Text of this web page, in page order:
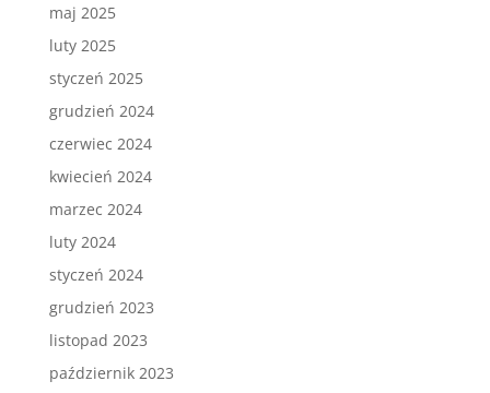
maj 2025
luty 2025
styczeń 2025
grudzień 2024
czerwiec 2024
kwiecień 2024
marzec 2024
luty 2024
styczeń 2024
grudzień 2023
listopad 2023
październik 2023